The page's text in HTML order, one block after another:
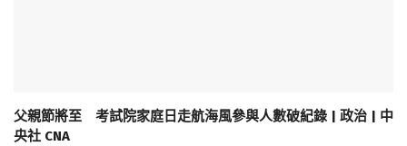
父親節將至 考試院家庭日走航海風參與人數破紀錄 | 政治 | 中
央社 CNA